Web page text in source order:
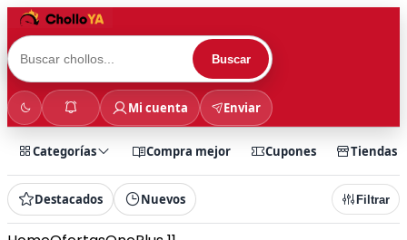
Buscar
Mi cuenta Enviar
Categorías Compra mejor Cupones Tiendas
Destacados Nuevos Filtrar